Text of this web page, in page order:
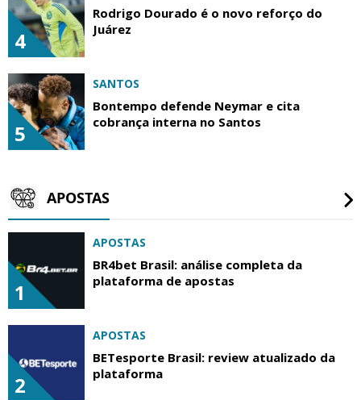
4
Rodrigo Dourado é o novo reforço do
Juárez
5
SANTOS
Bontempo defende Neymar e cita
cobrança interna no Santos
APOSTAS
1
APOSTAS
BR4bet Brasil: análise completa da
plataforma de apostas
2
APOSTAS
BETesporte Brasil: review atualizado da
plataforma